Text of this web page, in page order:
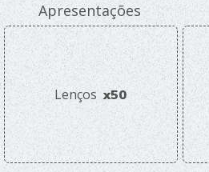
Apresentações
Lenços x50